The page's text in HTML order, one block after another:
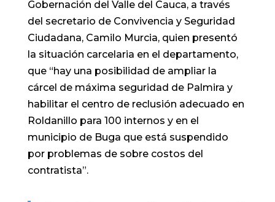
Gobernación del Valle del Cauca, a través
del secretario de Convivencia y Seguridad
Ciudadana, Camilo Murcia, quien presentó
la situación carcelaria en el departamento,
que “hay una posibilidad de ampliar la
cárcel de máxima seguridad de Palmira y
habilitar el centro de reclusión adecuado en
Roldanillo para 100 internos y en el
municipio de Buga que está suspendido
por problemas de sobre costos del
contratista”.